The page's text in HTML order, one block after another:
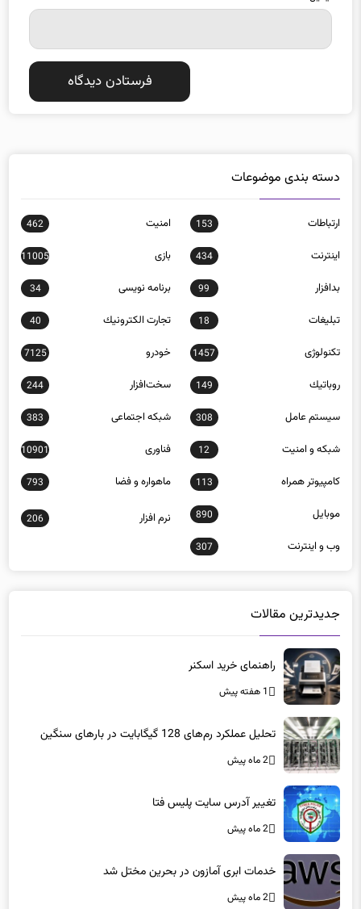
دسته بندی موضوعات
ارتباطات 153 امنيت 462
اينترنت 434 بازی 11005
بدافزار 99 برنامه نويسی 34
تبلیغات 18 تجارت الكترونيك 40
تکنولوژی 1457 خودرو 7125
روباتيك 149 سخت‌افزار 244
سيستم عامل 308 شبكه اجتماعی 383
شبكه و امنيت 12 فناوری 10901
كامپيوتر همراه 113 ماهواره و فضا 793
موبايل 890 نرم افزار 206
وب و اينترنت 307
جدیدترین مقالات
راهنمای خرید اسکنر
1 هفته پیش
تحلیل عملکرد رم‌های 128 گیگابایت در بارهای سنگین
2 ماه پیش
تغییر آدرس سایت پلیس فتا
2 ماه پیش
خدمات ابری آمازون در بحرین مختل شد
2 ماه پیش